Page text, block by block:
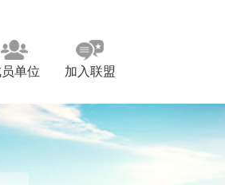
员单位 加入联盟